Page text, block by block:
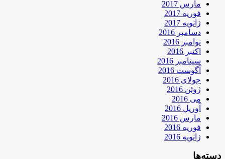
مارس 2017
فوریه 2017
ژانویه 2017
دسامبر 2016
نوامبر 2016
اکتبر 2016
سپتامبر 2016
آگوست 2016
جولای 2016
ژوئن 2016
می 2016
آوریل 2016
مارس 2016
فوریه 2016
ژانویه 2016
دسته‌ها